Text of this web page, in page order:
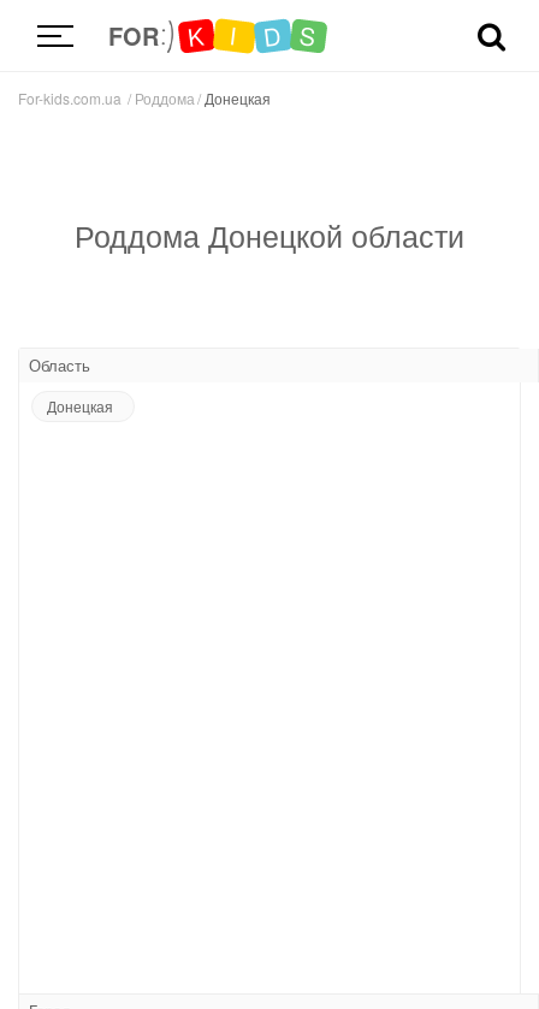
FOR K I D S
For-kids.com.ua Роддома Донецкая
Роддома Донецкой области
Область
Донецкая